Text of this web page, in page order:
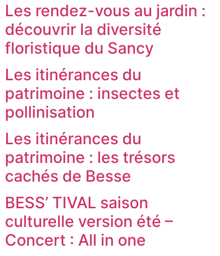
Les rendez-vous au jardin :
découvrir la diversité
floristique du Sancy
Les itinérances du
patrimoine : insectes et
pollinisation
Les itinérances du
patrimoine : les trésors
cachés de Besse
BESS’ TIVAL saison
culturelle version été –
Concert : All in one